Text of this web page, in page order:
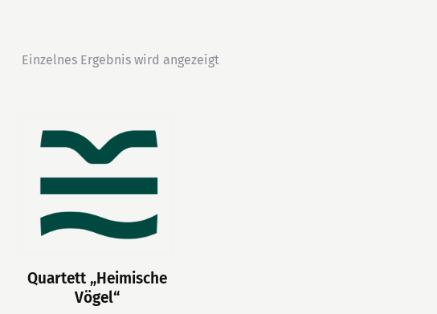
Einzelnes Ergebnis wird angezeigt
Quartett „Heimische
Vögel“